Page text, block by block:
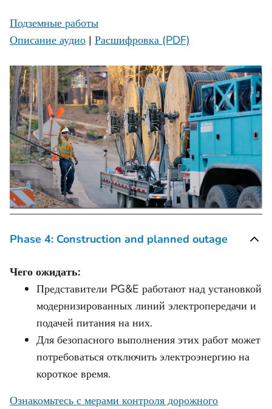
Подземные работы
Описание аудио | Расшифровка (PDF)
Phase 4: Construction and planned outage
Чего ожидать:
Представители PG&E работают над установкой
модернизированных линий электропередачи и
подачей питания на них.
Для безопасного выполнения этих работ может
потребоваться отключить электроэнергию на
короткое время.
Ознакомьтесь с мерами контроля дорожного